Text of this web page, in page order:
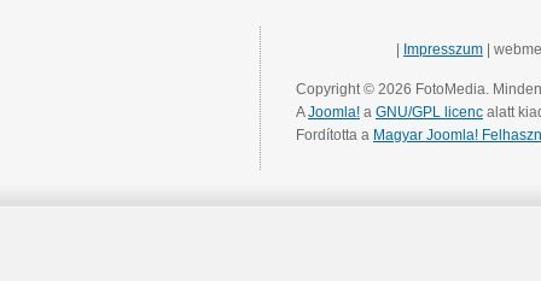
Impresszum |
Copyright © 2026 FotoMedia.
AJoomla! a GNU/GPL licenc alatt
Fordította a Magyar Joomla!